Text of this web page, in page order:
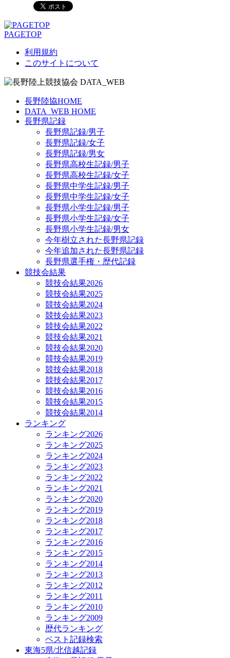
PAGETOP
利用規約
このサイトについて
長野陸協HOME
DATA_WEB HOME
長野県記録
長野県記録/男子
長野県記録/女子
長野県記録/男女
長野県高校生記録/男子
長野県高校生記録/女子
長野県中学生記録/男子
長野県中学生記録/女子
長野県小学生記録/男子
長野県小学生記録/女子
長野県小学生記録/男女
今年樹立された長野県記録
今年追加された長野県記録
長野県選手権・歴代記録
競技会結果
競技会結果2026
競技会結果2025
競技会結果2024
競技会結果2023
競技会結果2022
競技会結果2021
競技会結果2020
競技会結果2019
競技会結果2018
競技会結果2017
競技会結果2016
競技会結果2015
競技会結果2014
ランキング
ランキング2026
ランキング2025
ランキング2024
ランキング2023
ランキング2022
ランキング2021
ランキング2020
ランキング2019
ランキング2018
ランキング2017
ランキング2016
ランキング2015
ランキング2014
ランキング2013
ランキング2012
ランキング2011
ランキング2010
ランキング2009
歴代ランキング
ベスト記録検索
東海5県/北信越記録